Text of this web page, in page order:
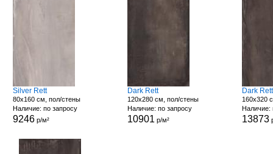
Silver Rett
80x160 см, пол/стены
Наличие: по запросу
9246р/м²
Dark Rett
120x280 см, пол/стены
Наличие: по запросу
10901 р/м²
Dark Rett
160x320
Наличие:
13873